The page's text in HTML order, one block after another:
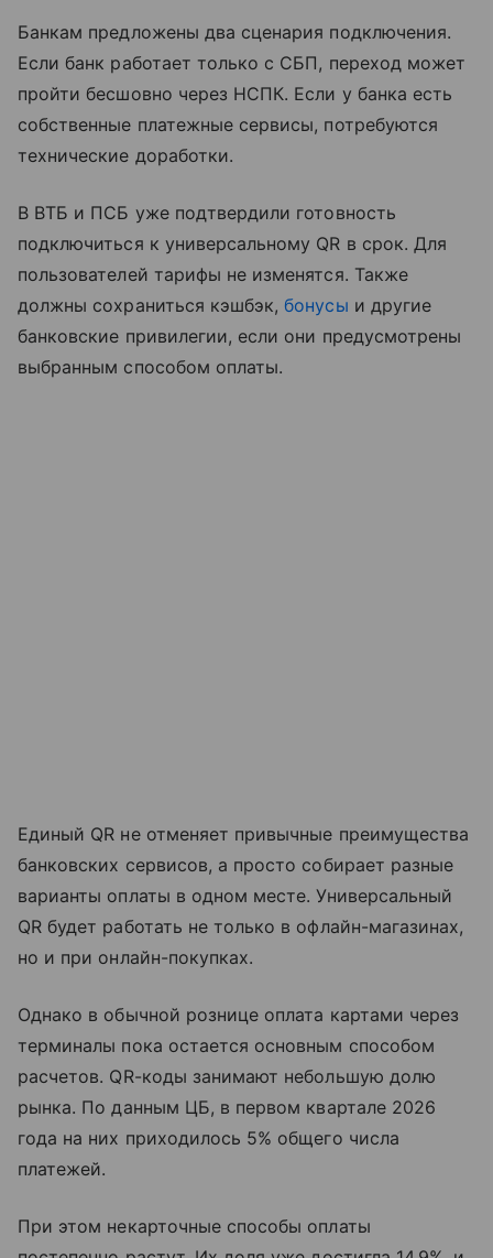
Банкам предложены два сценария подключения.
Если банк работает только с СБП, переход может
пройти бесшовно через НСПК. Если у банка есть
собственные платежные сервисы, потребуются
технические доработки.
В ВТБ и ПСБ уже подтвердили готовность
подключиться к универсальному QR в срок. Для
пользователей тарифы не изменятся. Также
должны сохраниться кэшбэк,бонусы и другие
банковские привилегии, если они предусмотрены
выбранным способом оплаты.
Единый QR не отменяет привычные преимущества
банковских сервисов, а просто собирает разные
варианты оплаты в одном месте. Универсальный
QR будет работать не только в офлайн-магазинах,
но и при онлайн-покупках.
Однако в обычной рознице оплата картами через
терминалы пока остается основным способом
расчетов. QR-коды занимают небольшую долю
рынка. По данным ЦБ, в первом квартале 2026
года на них приходилось 5% общего числа
платежей.
При этом некарточные способы оплаты